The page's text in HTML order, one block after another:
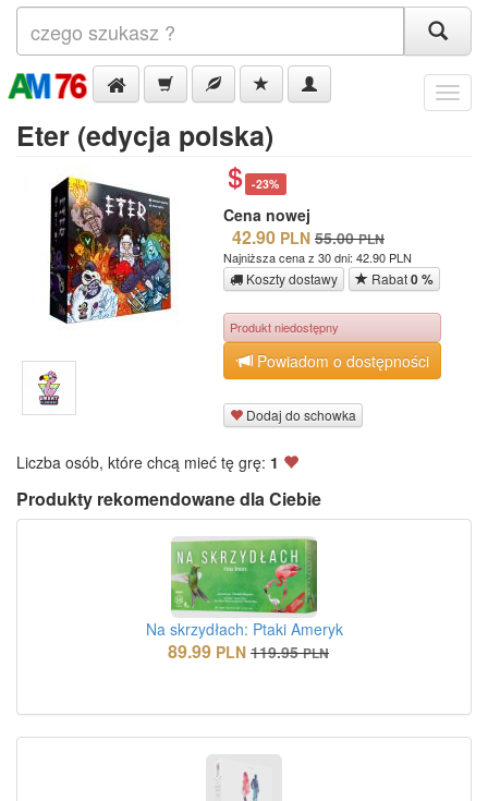
Menu
Eter (edycja polska)
-23%
Cena nowej
42.90 PLN 55.00 PLN
Najniższa cena z 30 dni: 42.90 PLN
Koszty dostawy Rabat0 %
Produkt niedostępny
Powiadom o dostępności
Dodaj do schowka
Liczba osób, które chcą mieć tę grę: 1
Produkty rekomendowane dla Ciebie
Na skrzydłach: Ptaki Ameryk
89.99 PLN 119.95 PLN